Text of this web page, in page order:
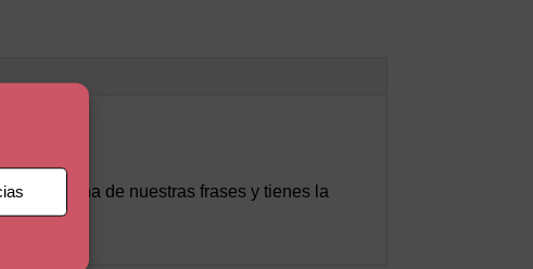
con una de nuestras frases y tienes la